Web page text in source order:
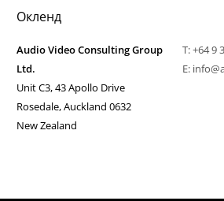
Окленд
Audio Video Consulting Group
Ltd.
Unit C3, 43 Apollo Drive
Rosedale, Auckland 0632
New Zealand
T:+64 9
E: